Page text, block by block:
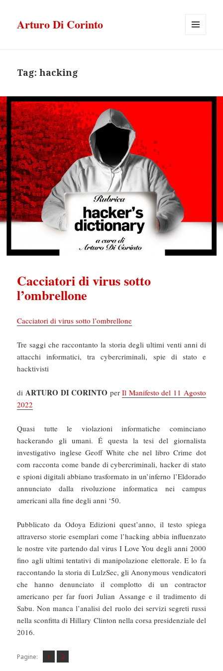
Arturo Di Corinto
Tag:hacking
Cacciatori di virus sotto
l’ombrellone
Cacciatori di virus sotto l’ombrellone
Tre saggi che raccontanto la storia degli ultimi venti anni di
attacchi informatici, tra cybercriminali, spie di stato e
hacktivisti
diARTURO DI CORINTO perIl Manifesto del 11 Agosto
2022
Quasi tutte le violazioni informatiche cominciano
hackerando gli umani. É questa la tesi del giornalista
investigativo inglese Geoff White che nel libro Crime dot
com racconta come bande di cybercriminali, hacker di stato
e spioni digitali abbiano trasformato in un’inferno l’Eldorado
annunciato dalla rivoluzione informatica nei campus
americani alla fine degli anni ‘50.
Pubblicato da Odoya Edizioni quest’anno, il testo spiega
attraverso storie esemplari come l’hacking abbia influenzato
le nostre vite partendo dal virus I Love You degli anni 2000
fino agli ultimi tentativi di manipolazione elettorale. E lo fa
raccontando la storia di LulzSec, gli Anonymous vendicatori
che hanno denunciato il complotto di un contractor
americano per far fuori Julian Assange e il tradimento di
Sabu. Non manca l’analisi del ruolo dei servizi segreti russi
nella sconfitta di Hillary Clinton nella corsa presidenziale del
2016.
Pagine: Pagina
1 ,
Pagina
2